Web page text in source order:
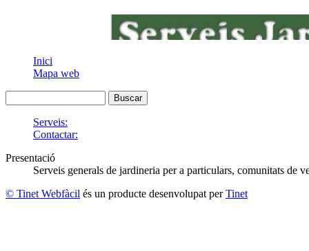
Inici
Mapa web
Serveis:
Contactar:
Presentació
Serveis generals de jardineria per a particulars, comunitats de
© Tinet Webfàcil és un producte desenvolupat perTinet